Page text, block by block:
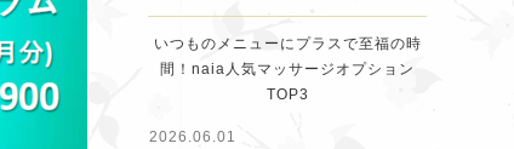
いつものメニューにプラスで至福の時
間！naia人気マッサージオプション
TOP3
2026.06.01